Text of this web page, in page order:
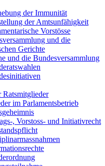
der Immunität
der Amtsunfähigkeit
Vorstösse
und die
Gerichte
und die Bundesversammlung
Ratsmitglieder
im Parlamentsbetrieb
, Vorstoss- und Initiativrecht